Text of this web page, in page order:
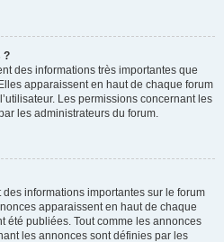
?
des informations très importantes que
apparaissent en haut de chaque forum
Les permissions concernant les
les administrateurs du forum.
informations importantes sur le forum
apparaissent en haut de chaque
été publiées. Tout comme les annonces
les annonces sont définies par les